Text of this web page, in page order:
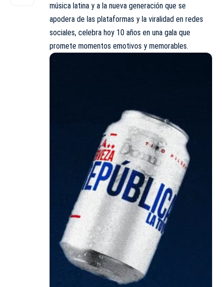
música latina y a la nueva generación que se
apodera de las plataformas y la viralidad en redes
sociales, celebra hoy 10 años en una gala que
promete momentos emotivos y memorables.